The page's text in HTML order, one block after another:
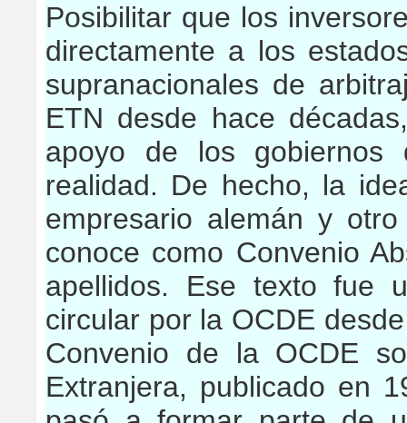
Posibilitar que los
directamente a los
supranacionales de
ETN desde hace
apoyo de los
realidad. De hecho, la
empresario alemán y
conoce como Convenio
apellidos. Ese texto fue
circular por la OCDE
Convenio de la OCDE
Extranjera, publicado en